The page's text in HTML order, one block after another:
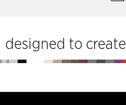
designed to create